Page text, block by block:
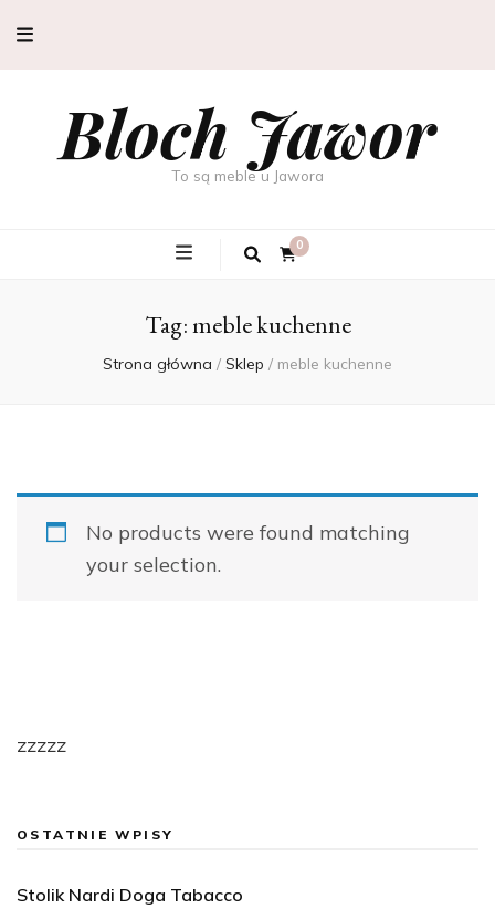
Bloch Jawor
To są meble u Jawora
0
Tag:meble kuchenne
Strona główna / Sklep / meble kuchenne
No products were found matching
your selection.
zzzzz
OSTATNIE WPISY
Stolik Nardi Doga Tabacco